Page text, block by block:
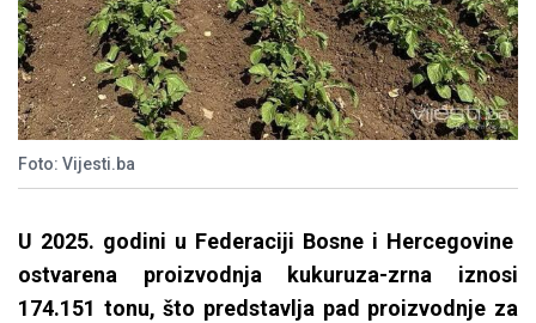
Foto: Vijesti.ba
U 2025. godini u Federaciji Bosne i Hercegovine
ostvarena proizvodnja kukuruza-zrna iznosi
174.151 tonu, što predstavlja pad proizvodnje za